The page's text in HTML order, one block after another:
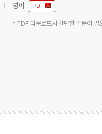
영어 PDF
* PDF 다운로드시 간단한 설문이 필